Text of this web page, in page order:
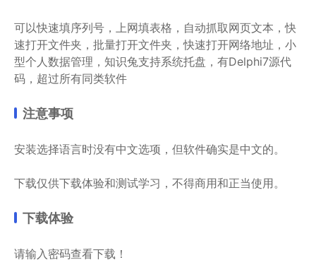
可以快速填序列号，上网填表格，自动抓取网页文本，快
速打开文件夹，批量打开文件夹，快速打开网络地址，小
型个人数据管理，知识兔支持系统托盘，有Delphi7源代
码，超过所有同类软件
注意事项
安装选择语言时没有中文选项，但软件确实是中文的。
下载仅供下载体验和测试学习，不得商用和正当使用。
下载体验
请输入密码查看下载！